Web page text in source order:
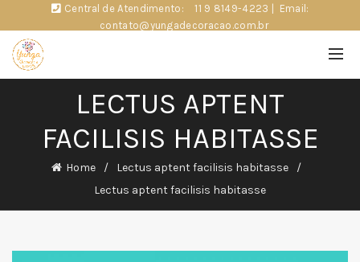
Central de Atendimento: 11 9 8149-4223
Email:
contato@yungadecoracao.com.br
LECTUS APTENT
FACILISIS HABITASSE
Home
Lectus aptent facilisis habitasse
Lectus aptent facilisis habitasse